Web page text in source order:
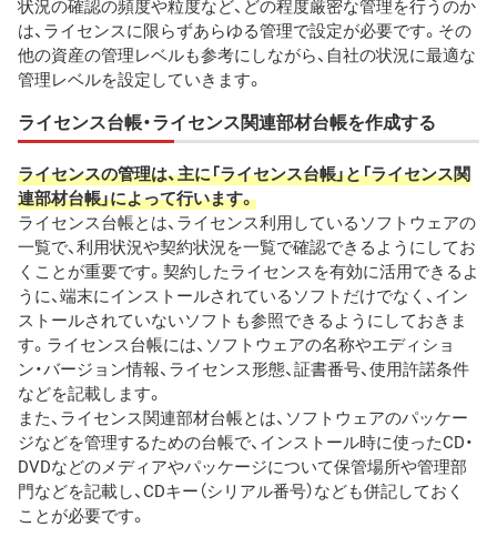
状況の確認の頻度や粒度など、どの程度厳密な管理を行うのか
は、ライセンスに限らずあらゆる管理で設定が必要です。その
他の資産の管理レベルも参考にしながら、自社の状況に最適な
管理レベルを設定していきます。
ライセンス台帳・ライセンス関連部材台帳を作成する
ライセンスの管理は、主に「ライセンス台帳」と「ライセンス関
連部材台帳」によって行います。
ライセンス台帳とは、ライセンス利用しているソフトウェアの
一覧で、利用状況や契約状況を一覧で確認できるようにしてお
くことが重要です。契約したライセンスを有効に活用できるよ
うに、端末にインストールされているソフトだけでなく、イン
ストールされていないソフトも参照できるようにしておきま
す。ライセンス台帳には、ソフトウェアの名称やエディショ
ン・バージョン情報、ライセンス形態、証書番号、使用許諾条件
などを記載します。
また、ライセンス関連部材台帳とは、ソフトウェアのパッケー
ジなどを管理するための台帳で、インストール時に使ったCD・
DVDなどのメディアやパッケージについて保管場所や管理部
門などを記載し、CDキー（シリアル番号）なども併記しておく
ことが必要です。